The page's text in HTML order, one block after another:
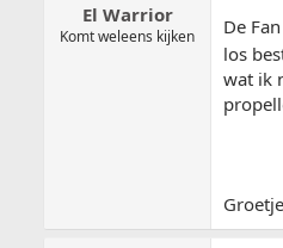
t
u
m
El Warrior
Komt weleens kijken
De
los
wat ik